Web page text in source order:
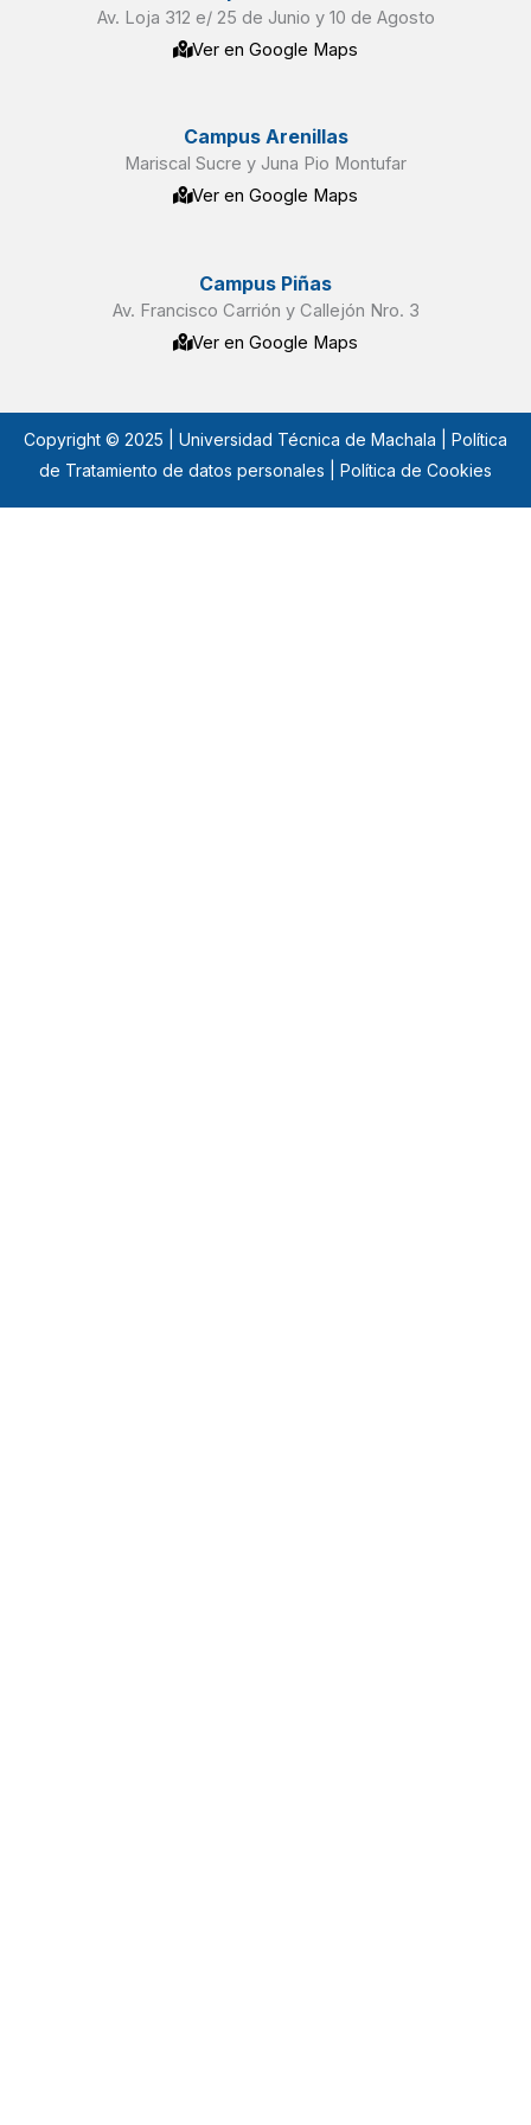
Av. Loja 312 e/ 25 de Junio y 10 de Agosto
Ver en Google Maps
Campus Arenillas
Mariscal Sucre y Juna Pio Montufar
Ver en Google Maps
Campus Piñas
Av. Francisco Carrión y Callejón Nro. 3
Ver en Google Maps
Copyright © 2025 | Universidad Técnica de Machala | Política
de Tratamiento de datos personales | Política de Cookies